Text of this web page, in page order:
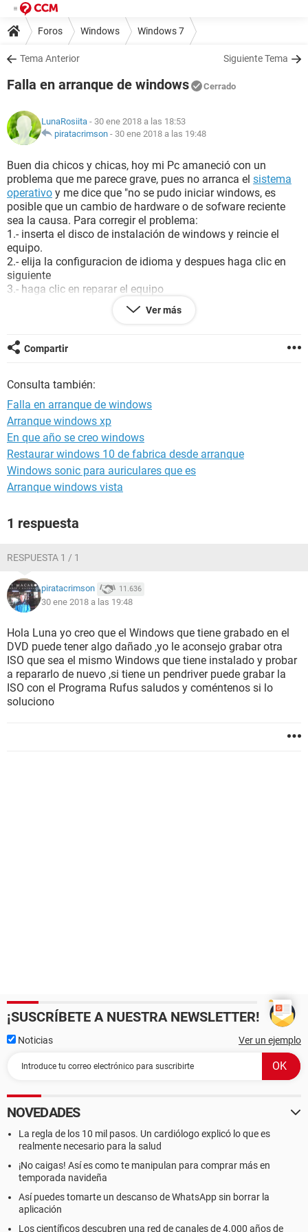
Foros Windows Windows 7
Tema Anterior Siguiente Tema
Falla en arranque de windows Cerrado
LunaRosiita - 30 ene 2018 a las 18:53
piratacrimson - 30 ene 2018 a las 19:48
Buen dia chicos y chicas, hoy mi Pc amaneció con un
problema que me parece grave, pues no arranca el sistema
operativo y me dice que "no se pudo iniciar windows, es
posible que un cambio de hardware o de sofware reciente
sea la causa. Para corregir el problema:
1.- inserta el disco de instalación de windows y reincie el
equipo.
2.- elija la configuracion de idioma y despues haga clic en
siguiente
3.- haga clic en reparar el equipo
archivo: \\windows\\sytem32\\winload.exe
informacion: no se puede cargar la entrada seleccionada por
que la aplicacion no se encuentra o esta dañada
¡alguien puede ayudarme, por favor! ¿Que puedo hacer?
Ver más
Compartir
Consulta también:
Falla en arranque de windows
Arranque windows xp
En que año se creo windows
Restaurar windows 10 de fabrica desde arranque
Windows sonic para auriculares que es
Arranque windows vista
1 respuesta
RESPUESTA 1 / 1
piratacrimson 11.636
30 ene 2018 a las 19:48
Hola Luna yo creo que el Windows que tiene grabado en el
DVD puede tener algo dañado ,yo le aconsejo grabar otra
ISO que sea el mismo Windows que tiene instalado y probar
a repararlo de nuevo ,si tiene un pendriver puede grabar la
ISO con el Programa Rufus saludos y coméntenos si lo
soluciono
¡SUSCRÍBETE A NUESTRA NEWSLETTER!
Noticias Ver un ejemplo
NOVEDADES
La regla de los 10 mil pasos. Un cardiólogo explicó lo que es
realmente necesario para la salud
¡No caigas! Así es como te manipulan para comprar más en
temporada navideña
Así puedes tomarte un descanso de WhatsApp sin borrar la
aplicación
Los científicos descubren una red de canales de 4.000 años de